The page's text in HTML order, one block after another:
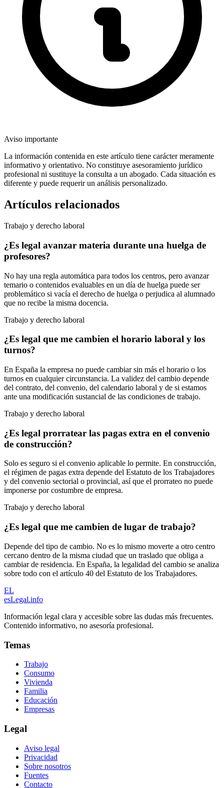
Aviso importante
La información contenida en este artículo tiene carácter meramente
informativo y orientativo. No constituye asesoramiento jurídico
profesional ni sustituye la consulta a un abogado. Cada situación es
diferente y puede requerir un análisis personalizado.
Artículos relacionados
Trabajo y derecho laboral
¿Es legal avanzar materia durante una huelga de
profesores?
No hay una regla automática para todos los centros, pero avanzar
temario o contenidos evaluables en un día de huelga puede ser
problemático si vacía el derecho de huelga o perjudica al alumnado
que no recibe la misma docencia.
Trabajo y derecho laboral
¿Es legal que me cambien el horario laboral y los
turnos?
En España la empresa no puede cambiar sin más el horario o los
turnos en cualquier circunstancia. La validez del cambio depende
del contrato, del convenio, del calendario laboral y de si estamos
ante una modificación sustancial de las condiciones de trabajo.
Trabajo y derecho laboral
¿Es legal prorratear las pagas extra en el convenio
de construcción?
Solo es seguro si el convenio aplicable lo permite. En construcción,
el régimen de pagas extra depende del Estatuto de los Trabajadores
y del convenio sectorial o provincial, así que el prorrateo no puede
imponerse por costumbre de empresa.
Trabajo y derecho laboral
¿Es legal que me cambien de lugar de trabajo?
Depende del tipo de cambio. No es lo mismo moverte a otro centro
cercano dentro de la misma ciudad que un traslado que obliga a
cambiar de residencia. En España, la legalidad del cambio se analiza
sobre todo con el artículo 40 del Estatuto de los Trabajadores.
EL
esLegal.info
Información legal clara y accesible sobre las dudas más frecuentes.
Contenido informativo, no asesoría profesional.
Temas
Trabajo
Consumo
Vivienda
Familia
Educación
Empresas
Legal
Aviso legal
Privacidad
Sobre nosotros
Fuentes
Contacto